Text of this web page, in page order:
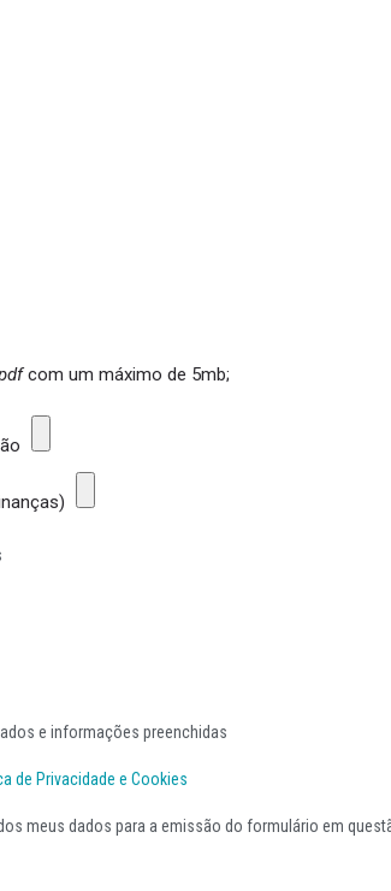
com um máximo de 5mb;
e informações preenchidas
de Privacidade e Cookies
meus dados para a emissão do formulário em